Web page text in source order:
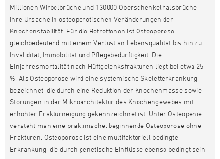
Millionen Wirbelbrüche und 130000 Oberschenkelhalsbrüche
ihre Ursache in osteoporotischen Veränderungen der
Knochenstabilität. Für die Betroffenen ist Osteoporose
gleichbedeutend mit einem Verlust an Lebensqualität bis hin zu
Invalidität, Immobilität und Pflegebedürftigkeit. Die
Einjahresmortalität nach Hüftgelenksfrakturen liegt bei etwa 25
%. Als Osteoporose wird eine systemische Skeletterkrankung
bezeichnet, die durch eine Reduktion der Knochenmasse sowie
Störungen in der Mikroarchitektur des Knochengewebes mit
erhöhter Frakturneigung gekennzeichnet ist. Unter Osteopenie
versteht man eine präklinische, beginnende Osteoporose ohne
Frakturen. Osteoporose ist eine multifaktoriell bedingte
Erkrankung, die durch genetische Einflüsse ebenso bedingt sein